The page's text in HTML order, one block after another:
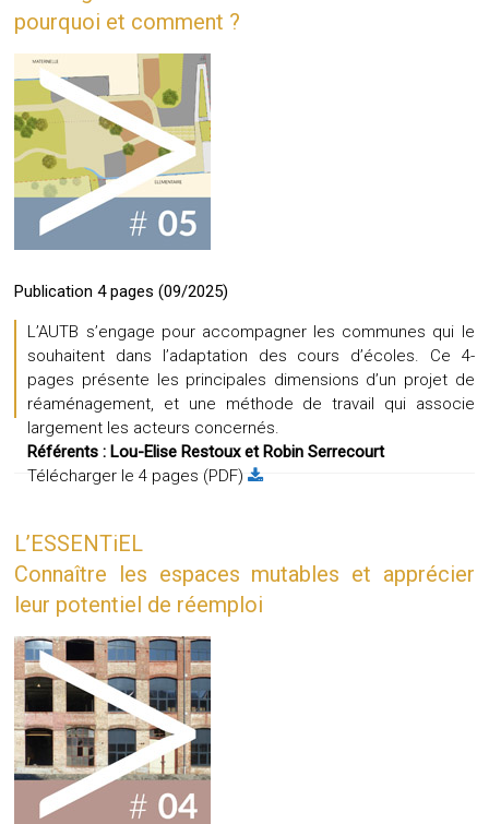
pourquoi et comment ?
Publication 4 pages (09/2025)
L’AUTB s’engage pour accompagner les communes qui le
souhaitent dans l’adaptation des cours d’écoles. Ce 4-
pages présente les principales dimensions d’un projet de
réaménagement, et une méthode de travail qui associe
largement les acteurs concernés.
Référents :Lou-Elise Restoux et Robin Serrecourt
Télécharger le 4 pages (PDF)
L’ESSENTiEL
Connaître les espaces mutables et apprécier
leur potentiel de réemploi